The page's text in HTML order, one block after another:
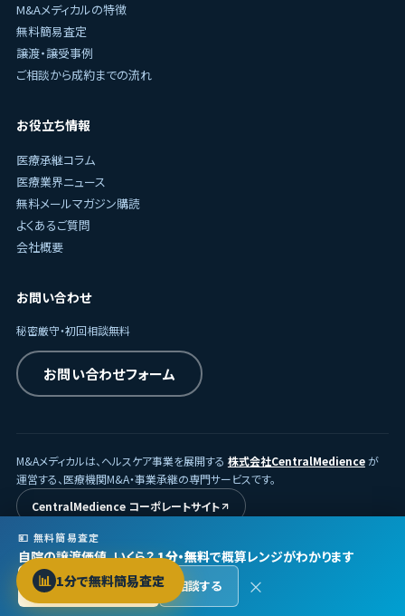
M&Aメディカルの特徴
無料簡易査定
譲渡・譲受事例
ご相談から成約までの流れ
お役立ち情報
医療承継コラム
医療業界ニュース
無料メールマガジン購読
よくあるご質問
会社概要
お問い合わせ
秘密厳守・初回相談無料
お問い合わせフォーム
M&Aメディカルは、ヘルスケア事業を展開する 株式会社CentralMedienceが
運営する、医療機関M&A・事業承継の専門サービスです。
CentralMedience コーポレートサイト
株式会社CentralMedience / M&Aメディカル
プライバシーポリシー
利用規約
📊 1分で無料簡易査定
💴 無料簡易査定
自院の譲渡価値、いくら？1分・無料で概算レンジがわかります
無料で査定する →
相談する ×
Protected by reCAPTCHA ·